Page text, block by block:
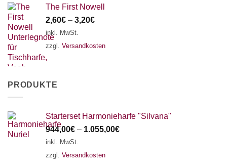
The First Nowell
2,60€ – 3,20€
inkl. MwSt.
zzgl. Versandkosten
PRODUKTE
Starterset Harmonieharfe "Silvana"
944,00€ – 1.055,00€
inkl. MwSt.
zzgl. Versandkosten